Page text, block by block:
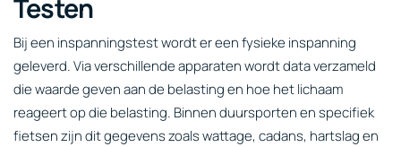
Testen
Bij een inspanningstest wordt er een fysieke inspanning
geleverd. Via verschillende apparaten wordt data verzameld
die waarde geven aan de belasting en hoe het lichaam
reageert op die belasting. Binnen duursporten en specifiek
fietsen zijn dit gegevens zoals wattage, cadans, hartslag en